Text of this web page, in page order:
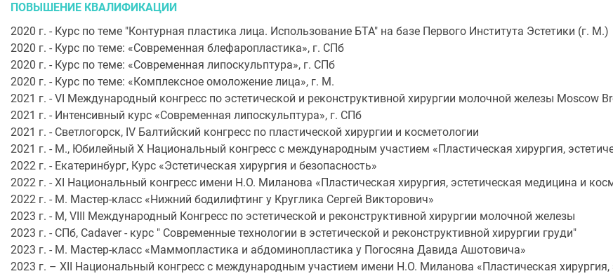
ПОВЫШЕНИЕ КВАЛИФИКАЦИИ
2020 г. - Курс по теме "Контурная пластика лица. Использование БТА" на базе Первого Института Эстетики (г. М.)
2020 г. - Курс по теме: «Современная блефаропластика», г. СПб
2020 г. - Курс по теме: «Современная липоскульптура», г. СПб
2020 г. - Курс по теме: «Комплексное омоложение лица», г. М.
2021 г. - VI Международный конгресс по эстетической и реконструктивной хирургии молочной железы Moscow
2021 г. - Интенсивный курс «Современная липоскульптура», г. СПб
2021 г. - Светлогорск, IV Балтийский конгресс по пластической хирургии и косметологии
2021 г. - М., Юбилейный Х Национальный конгресс с международным участием «Пластическая хирургия,
2022 г. - Екатеринбург, Курс «Эстетическая хирургия и безопасность»
2022 г. - ХI Национальный конгресс имени Н.О. Миланова «Пластическая хирургия, эстетическая медицина и
2022 г. - М. Мастер-класс «Нижний бодилифтинг у Круглика Сергей Викторович»
2023 г. - М, VIII Международный Конгресс по эстетической и реконструктивной хирургии молочной железы
2023 г. - СПб, Cadaver - курс " Современные технологии в эстетической и реконструктивной хирургии груди"
2023 г. - М. Мастер-класс «Маммопластика и абдоминопластика у Погосяна Давида Ашотовича»
2023 г. – ХII Национальный конгресс с международным участием имени Н.О. Миланова «Пластическая хирургия,